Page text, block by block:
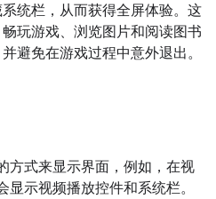
统栏，从而获得全屏体验。这
玩游戏、浏览图片和阅读图书
避免在游戏过程中意外退出。
方式来显示界面，例如，在视
示视频播放控件和系统栏。